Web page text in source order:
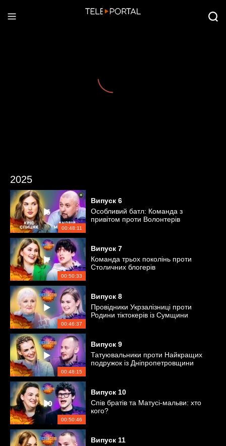
2025
00:48:11
Випуск 6
Особливий батл: Команда з
привітом проти Волонтерів
00:50:33
Випуск 7
Команда трьох поколінь проти
Столичних блогерів
00:46:37
Випуск 8
Провідники Укрзалізниці проти
Родини тіктокерів із Сумщини
00:48:15
Випуск 9
Татуювальники проти Найкращих
подружок із Дніпропетровщини
00:50:46
Випуск 10
Спів братів та Матусі-мальви: хто
кого?
Випуск 11